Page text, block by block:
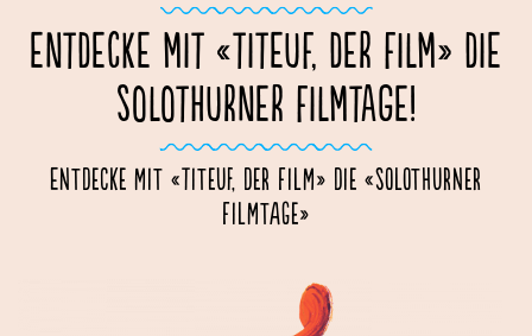
ENTDECKE MIT «TITEUF, DER FILM» DIE
SOLOTHURNER FILMTAGE!
Entdecke mit «Titeuf, der Film» die «Solothurner
Filmtage»